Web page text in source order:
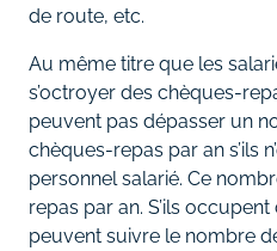
de route, etc.
Au même titre que les
s’octroyer des chèques-
peuvent pas dépasser un
chèques-repas par an s’ils
personnel salarié. Ce
repas par an. S’ils
peuvent suivre le nombre